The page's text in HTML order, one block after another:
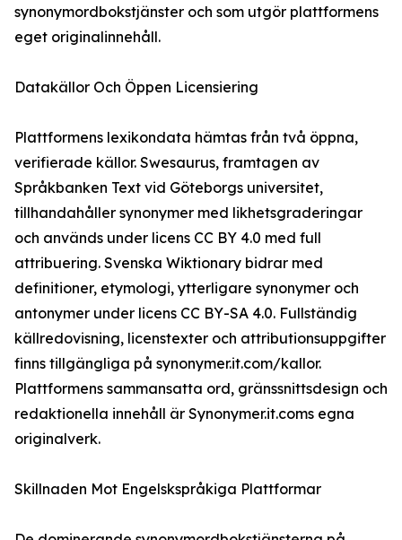
synonymordbokstjänster och som utgör plattformens
eget originalinnehåll.
Datakällor Och Öppen Licensiering
Plattformens lexikondata hämtas från två öppna,
verifierade källor. Swesaurus, framtagen av
Språkbanken Text vid Göteborgs universitet,
tillhandahåller synonymer med likhetsgraderingar
och används under licens CC BY 4.0 med full
attribuering. Svenska Wiktionary bidrar med
definitioner, etymologi, ytterligare synonymer och
antonymer under licens CC BY-SA 4.0. Fullständig
källredovisning, licenstexter och attributionsuppgifter
finns tillgängliga på synonymer.it.com/kallor.
Plattformens sammansatta ord, gränssnittsdesign och
redaktionella innehåll är Synonymer.it.coms egna
originalverk.
Skillnaden Mot Engelskspråkiga Plattformar